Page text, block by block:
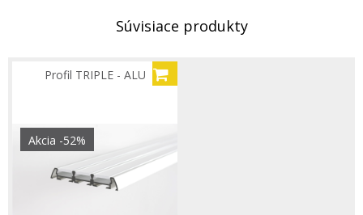
Súvisiace produkty
Profil TRIPLE - ALU
Akcia -52%